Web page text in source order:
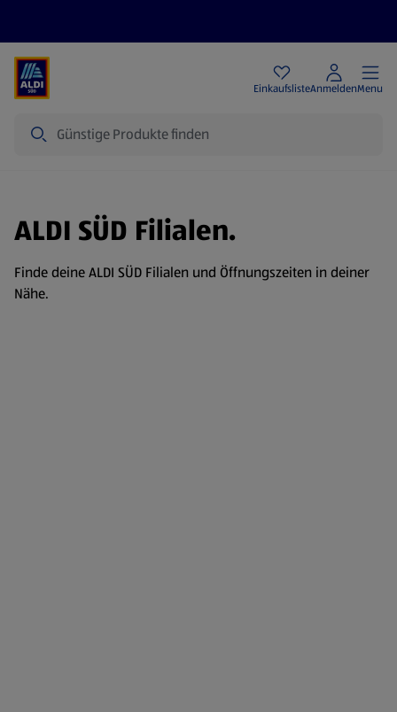
EinkaufslisteAnmeldenMenu
ALDI SÜD Filialen.
Finde deine ALDI SÜD Filialen und Öffnungszeiten in deiner
Nähe.